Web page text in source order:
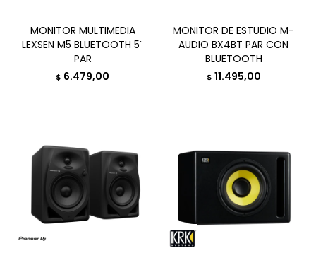
MONITOR MULTIMEDIA
LEXSEN M5 BLUETOOTH 5¨
PAR
$ 6.479,00
MONITOR DE ESTUDIO M-
AUDIO BX4BT PAR CON
BLUETOOTH
$ 11.495,00